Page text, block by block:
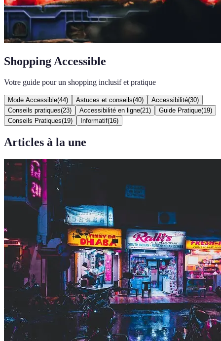
Shopping Accessible
Votre guide pour un shopping inclusif et pratique
Mode Accessible(44) Astuces et conseils(40) Accessibilité(30)
Conseils pratiques(23) Accessibilité en ligne(21 ) Guide Pratique(19)
Conseils Pratiques(19) Informatif(16)
Articles à la une